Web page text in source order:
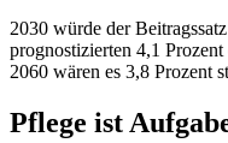
2030 würde der
prognostizierten 4,1
2060 wären es 3,8 Prozent
Pflege ist